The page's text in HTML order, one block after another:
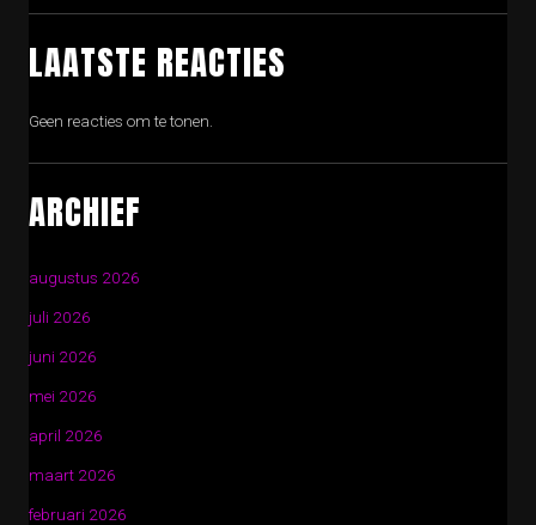
LAATSTE REACTIES
Geen reacties om te tonen.
ARCHIEF
augustus 2026
juli 2026
juni 2026
mei 2026
april 2026
maart 2026
februari 2026